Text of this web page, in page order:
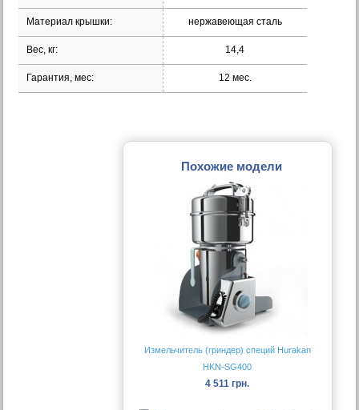
Материал крышки: нержавеющая сталь
Вес, кг: 14,4
Гарантия, мес: 12 мес.
Похожие модели
Измельчитель (гриндер) специй Hurakan
HKN-SG400
4 511 грн.